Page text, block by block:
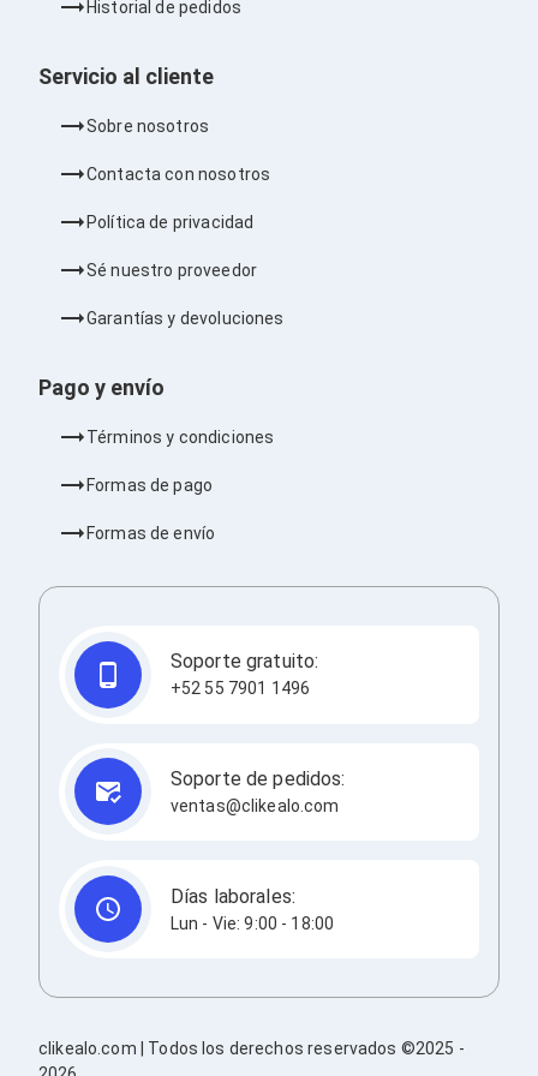
Barras de Sonido
Sonido para Centros de Entretenimiento
Soportes
Home Theater
Proyección
Proyectores
Accesorios Proyectores
Soportes de Proyectores
Presentadores
Maletines para Proyectores
Pantallas de Proyección
Pizarrones Interactivos
Adaptadores de Red para Proyectores
Accesorios TV
Soportes para Pantallas
Controles Remoto
Reproductores para Transmisión Multimedia
Pantallas
Pantallas Comerciales
Pantallas Interactivas
Consolas y Juegos
Consolas Xbox Series X|S
Nintendo Switch
Accesorios para Nintendo Switch
Consolas Nintendo Switch
Consolas Arcade
Accesorios Playstation 4
Gadgets
Smartwatch
Iluminación para Foto y Video
Selfie Sticks
Cámaras de video
Cámaras Reflex
Audio para Autos
Historial de pedidos
Servicio al cliente
Sobre nosotros
Contacta con nosotros
Política de privacidad
Sé nuestro proveedor
Garantías y devoluciones
Pago y envío
Términos y condiciones
Formas de pago
Formas de envío
Soporte gratuito:
+52 55 7901 1496
Soporte de pedidos:
ventas@clikealo.com
Días laborales:
Lun - Vie: 9:00 - 18:00
clikealo.com | Todos los derechos reservados ©2025 -